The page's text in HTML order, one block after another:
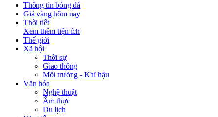
Thông tin bóng đá
Giá vàng hôm nay
Thời tiết
Xem thêm tiện ích
Thế giới
Xã hội
Thời sự
Giao thông
Môi trường - Khí hậu
Văn hóa
Nghệ thuật
Ẩm thực
Du lịch